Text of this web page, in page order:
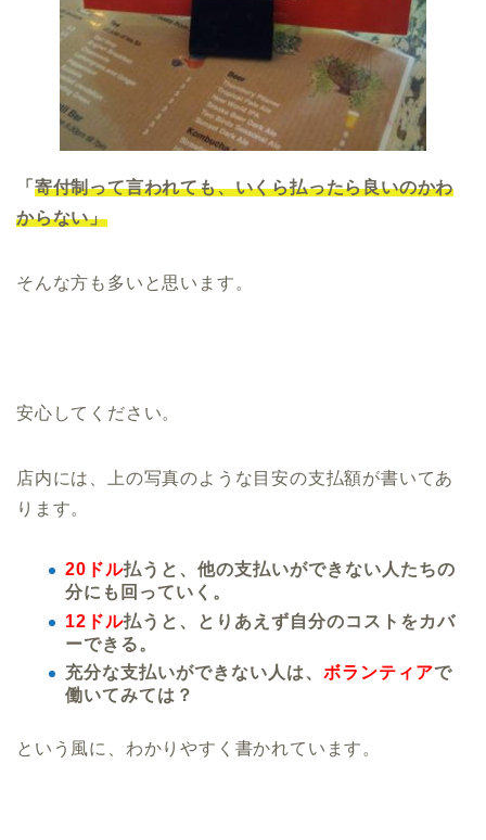
「 寄付制って言われても、いくら払ったら良いのかわ
からない」
そんな方も多いと思います。
安心してください。
店内には、上の写真のような目安の支払額が書いてあ
ります。
20ドル払うと、他の支払いができない人たちの
分にも回っていく。
12ドル払うと、とりあえず自分のコストをカバ
ーできる。
充分な支払いができない人は、 ボランティアで
働いてみては？
という風に、わかりやすく書かれています。